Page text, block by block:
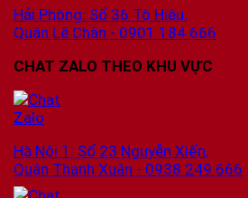
Hải Phòng: Số 36 Tô Hiệu,
Quận Lê Chân - 0901 184 666
CHAT ZALO THEO KHU VỰC
Hà Nội 1: Số 23 Nguyễn Xiển,
Quận Thanh Xuân - 0938 249 666